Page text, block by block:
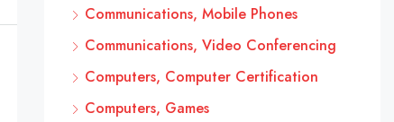
Communications, Mobile Phones
Communications, Video Conferencing
Computers, Computer Certification
Computers, Games